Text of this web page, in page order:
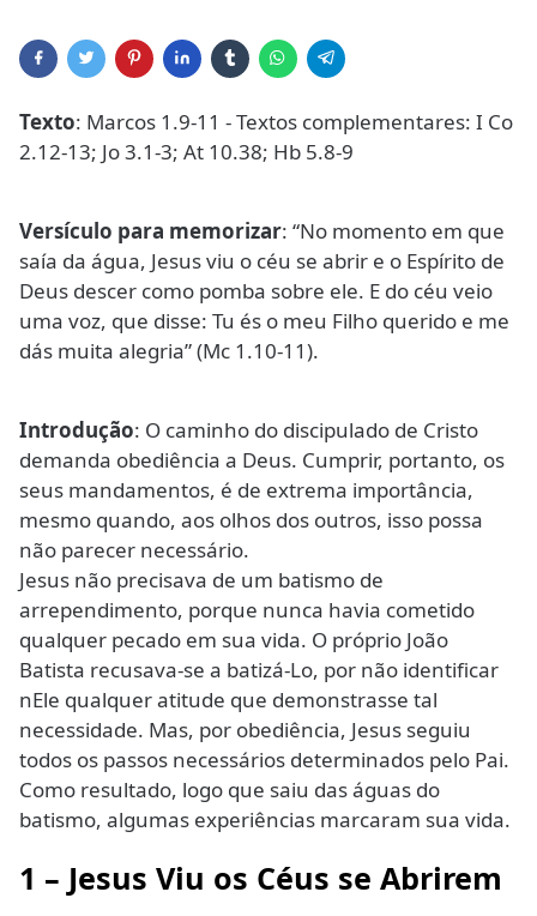
Texto: Marcos 1.9-11 - Textos complementares: I Co
2.12-13; Jo 3.1-3; At 10.38; Hb 5.8-9
Versículo para memorizar: “No momento em que
saía da água, Jesus viu o céu se abrir e o Espírito de
Deus descer como pomba sobre ele. E do céu veio
uma voz, que disse: Tu és o meu Filho querido e me
dás muita alegria” (Mc 1.10-11).
Introdução: O caminho do discipulado de Cristo
demanda obediência a Deus. Cumprir, portanto, os
seus mandamentos, é de extrema importância,
mesmo quando, aos olhos dos outros, isso possa
não parecer necessário.
Jesus não precisava de um batismo de
arrependimento, porque nunca havia cometido
qualquer pecado em sua vida. O próprio João
Batista recusava-se a batizá-Lo, por não identificar
nEle qualquer atitude que demonstrasse tal
necessidade. Mas, por obediência, Jesus seguiu
todos os passos necessários determinados pelo Pai.
Como resultado, logo que saiu das águas do
batismo, algumas experiências marcaram sua vida.
1 – Jesus Viu os Céus se Abrirem